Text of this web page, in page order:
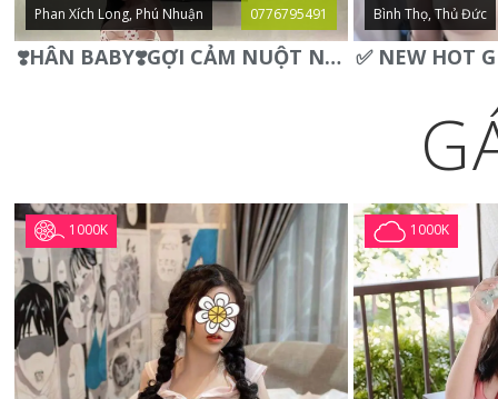
Phan Xích Long, Phú Nhuận 0776795491
❣️HÂN BABY❣️GỢI CẢM NUỘT NÀ DÁNG SON XINH XINH QUYẾN RŨ
Bình Thọ, Thủ Đức
1000K 1000K